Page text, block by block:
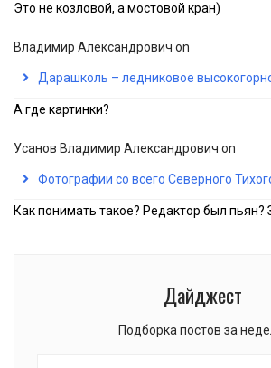
Это не козловой, а мостовой кран)
Владимир Александрович on
Дарашколь – ледниковое
А где картинки?
Усанов Владимир Александрович on
Фотографии со всего Северного
Как понимать такое? Редактор был пьян?
Дайджест
Подборка постов за